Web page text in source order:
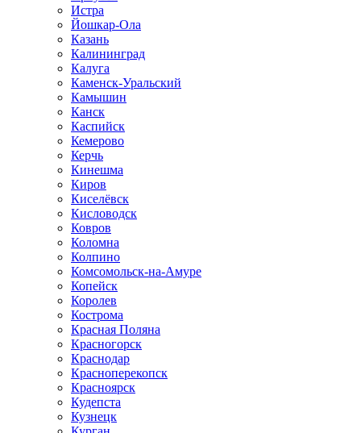
Истра
Йошкар-Ола
Казань
Калининград
Калуга
Каменск-Уральский
Камышин
Канск
Каспийск
Кемерово
Керчь
Кинешма
Киров
Киселёвск
Кисловодск
Ковров
Коломна
Колпино
Комсомольск-на-Амуре
Копейск
Королев
Кострома
Красная Поляна
Красногорск
Краснодар
Красноперекопск
Красноярск
Кудепста
Кузнецк